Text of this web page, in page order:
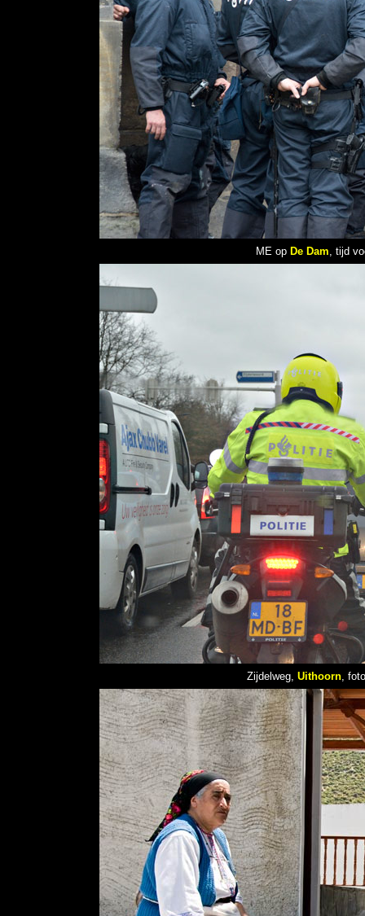
ME op De Dam, tijd
Zijdelweg, Uithoorn,